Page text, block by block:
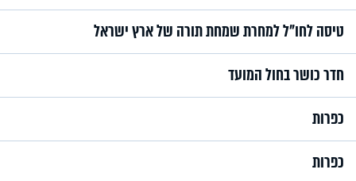
טיסה לחו"ל למחרת שמחת תורה של ארץ ישראל
חדר כושר בחול המועד
כפרות
כפרות